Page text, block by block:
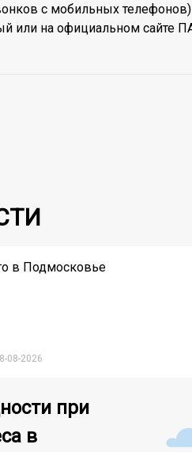
с мобильных
или на официальном сайте
в Подмосковье
08-2026
при
в